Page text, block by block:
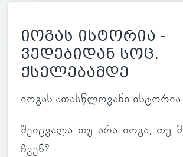
იოგას ისტორია -
ვედებიდან სოც.
ქსელებამდე
იოგას ათას­წლო­ვანი ის­ტო­რია
შე­იც­ვალა თუ არა იოგა, თუ
ჩვენ?